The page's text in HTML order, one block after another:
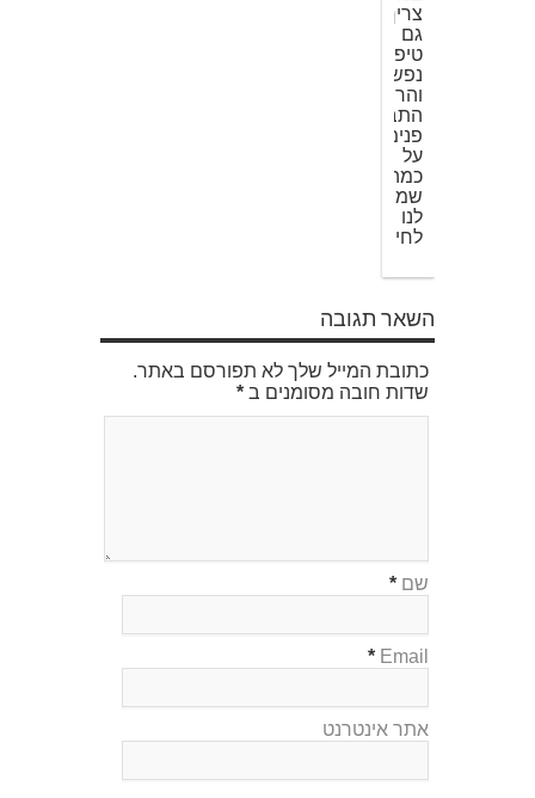
צריך
גם
טיפול
נפשי
והרבה
התבוננות
פנימית
על
כמה
שמותר
לנו
לחיות.
השאר תגובה
כתובת המייל שלך לא תפורסם באתר.
שדות חובה מסומנים ב *
שם *
Email
*
אתר אינטרנט